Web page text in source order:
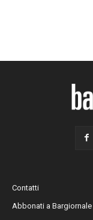
Contatti
Abbonati a Bargiornale